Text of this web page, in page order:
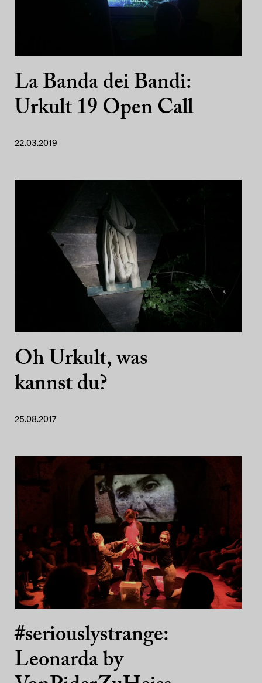
La Banda dei Bandi:
Urkult 19 Open Call
22.03.2019
Oh Urkult, was
kannst du?
25.08.2017
#seriouslystrange:
Leonarda by